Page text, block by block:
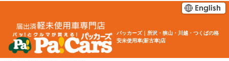
パッカーズ｜所沢・狭山・川越・つくばの格
安未使用車(新古車)店